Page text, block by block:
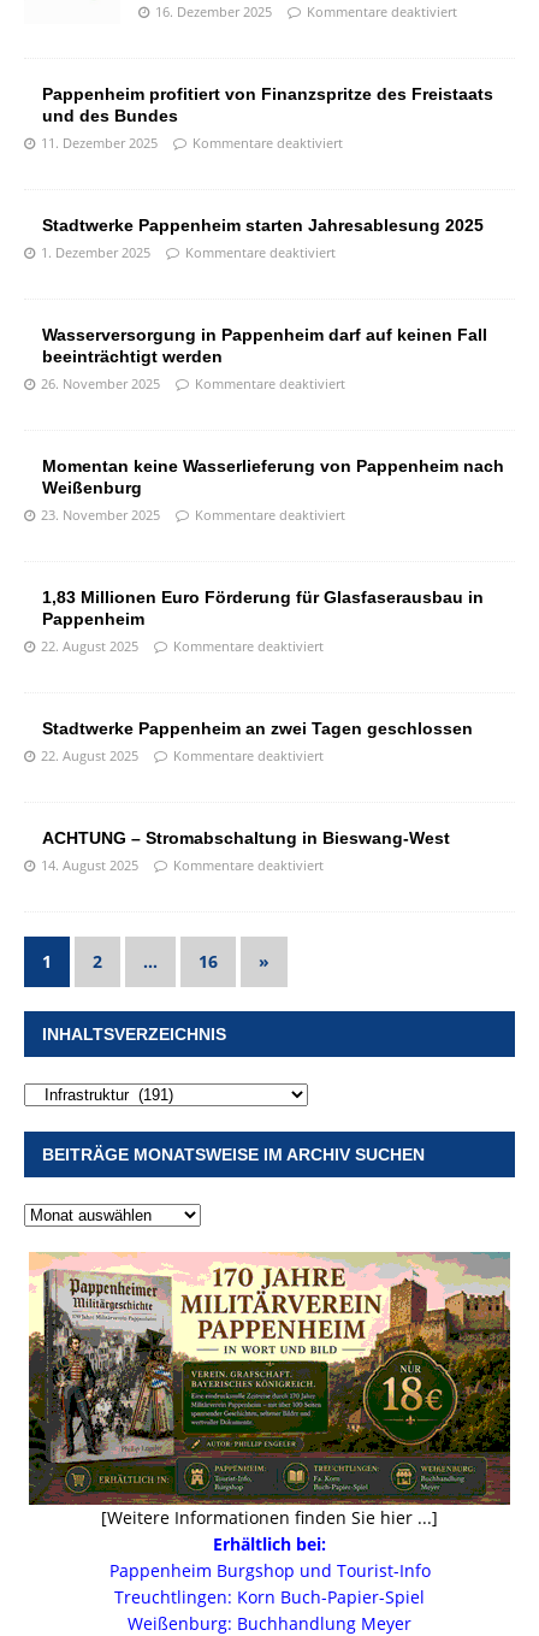
16. Dezember 2025 Kommentare deaktiviert
Pappenheim profitiert von Finanzspritze des Freistaats
und des Bundes
11. Dezember 2025 Kommentare deaktiviert
Stadtwerke Pappenheim starten Jahresablesung 2025
1. Dezember 2025 Kommentare deaktiviert
Wasserversorgung in Pappenheim darf auf keinen Fall
beeinträchtigt werden
26. November 2025 Kommentare deaktiviert
Momentan keine Wasserlieferung von Pappenheim nach
Weißenburg
23. November 2025 Kommentare deaktiviert
1,83 Millionen Euro Förderung für Glasfaserausbau in
Pappenheim
22. August 2025 Kommentare deaktiviert
Stadtwerke Pappenheim an zwei Tagen geschlossen
22. August 2025 Kommentare deaktiviert
ACHTUNG – Stromabschaltung in Bieswang-West
14. August 2025 Kommentare deaktiviert
1 2 … 16 »
INHALTSVERZEICHNIS
BEITRÄGE MONATSWEISE IM ARCHIV SUCHEN
[Weitere Informationen finden Sie hier ...]
Erhältlich bei:
Pappenheim Burgshop und Tourist-Info
Treuchtlingen: Korn Buch-Papier-Spiel
Weißenburg: Buchhandlung Meyer